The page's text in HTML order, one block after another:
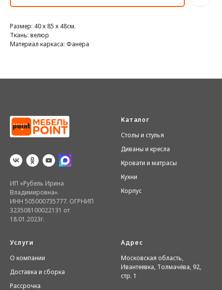
Размер: 40 х 85 х 48см.
Ткань: велюр
Материал каркаса: Фанера
ИП «Рубель Ирина
Владимировна».
ИНН 505000735777. ОГРНИП
323508100022131 от
18.01.2023г.
Каталог
Столы и стулья
Диваны и кресла
Кровати и матрасы
Кухни
Корпус
Услуги
О компании
Доставка и сборка
Рассрочка
Адрес
Московская область,
Ивантеевка, Толмачёва, 92,
стр. 1